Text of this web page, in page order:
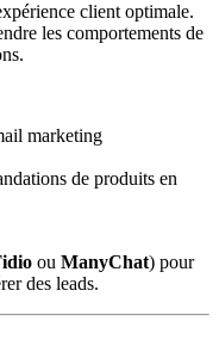
client optimale.
les comportements de
marketing
de produits en
ou ManyChat) pour
des leads.